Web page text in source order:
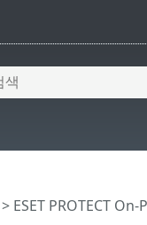
ESET PROTECT On-